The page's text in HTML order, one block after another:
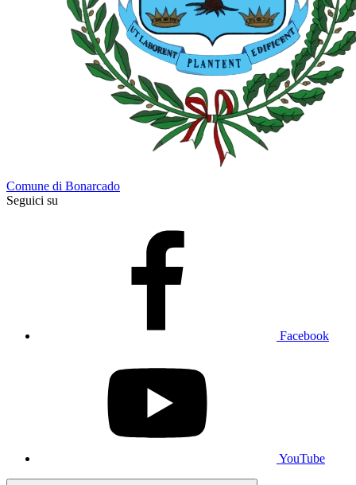
Comune di Bonarcado
Seguici su
Facebook
YouTube